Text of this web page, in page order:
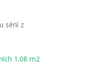
sérií z
1.08 m2